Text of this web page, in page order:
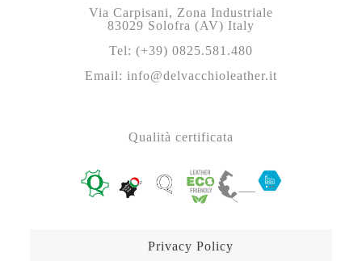
Via Carpisani, Zona Industriale
83029 Solofra (AV) Italy
Tel: (+39) 0825.581.480
Email: info@delvacchioleather.it
Qualità certificata
Privacy Policy